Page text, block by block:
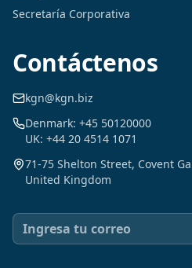
Secretaría Corporativa
Contáctenos
kgn@kgn.biz
Denmark: +45 50120000
UK: +44 20 4514 1071
71-75 Shelton Street, Covent
United Kingdom